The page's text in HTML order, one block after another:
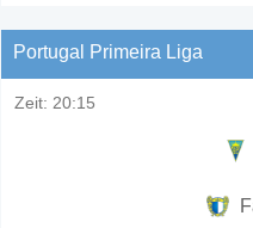
Portugal Primeira Liga
Zeit: 20:15